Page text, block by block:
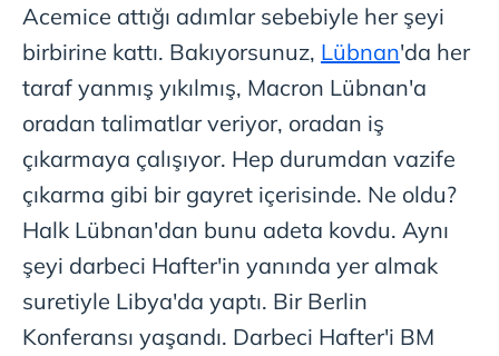
Acemice attığı adımlar sebebiyle her şeyi
birbirine kattı. Bakıyorsunuz, Lübnan'da her
taraf yanmış yıkılmış, Macron Lübnan'a
oradan talimatlar veriyor, oradan iş
çıkarmaya çalışıyor. Hep durumdan vazife
çıkarma gibi bir gayret içerisinde. Ne oldu?
Halk Lübnan'dan bunu adeta kovdu. Aynı
şeyi darbeci Hafter'in yanında yer almak
suretiyle Libya'da yaptı. Bir Berlin
Konferansı yaşandı. Darbeci Hafter'i BM